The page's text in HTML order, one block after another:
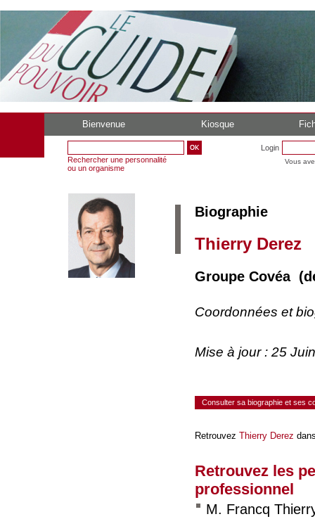
Bienvenue Kiosque
Rechercher une personnalité
ou un organisme
Login
Vous
Biographie
Thierry Derez
Groupe Covéa
Coordonnées et
Mise à jour : 25
Consulter sa biographie et ses
Retrouvez Thierry Derez
Retrouvez les
professionnel
M. Francq